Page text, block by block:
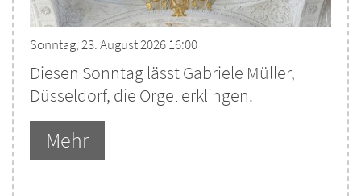
Sonntag, 23. August 2026 16:00
Diesen Sonntag lässt Gabriele Müller,
Düsseldorf, die Orgel erklingen.
Mehr